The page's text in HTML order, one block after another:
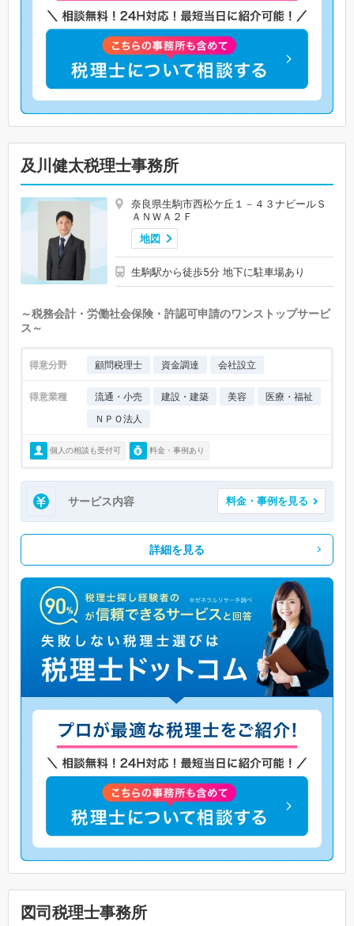
及川健太税理士事務所
奈良県生駒市西松ケ丘１－４３ナビールＳ
ＡＮＷＡ２Ｆ
地図
生駒駅から徒歩5分 地下に駐車場あり
～税務会計・労働社会保険・許認可申請のワンストップサービ
ス～
得意分野 顧問税理士 資金調達 会社設立
得意業種 流通・小売 建設・建築 美容
医療・福祉
ＮＰＯ法人
個人の相談も受付可 料金・事例あり
サービス内容 料金・事例を見る
詳細を見る
図司税理士事務所